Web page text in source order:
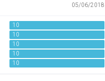
05/06/2018
10
10
10
10
10